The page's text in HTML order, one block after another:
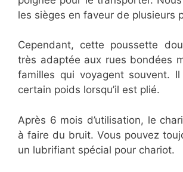
les sièges en faveur de plusieurs
Cependant, cette poussette
très adaptée aux rues bondées
familles qui voyagent souvent.
certain poids lorsqu’il est plié.
Après 6 mois d’utilisation, le
à faire du bruit. Vous pouvez
un lubrifiant spécial pour chariot.